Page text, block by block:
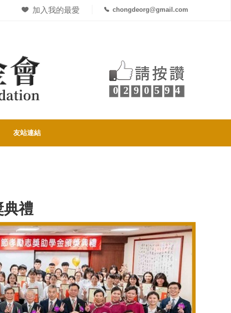
加入我的最愛 chongdeorg@gmail.com
0290594
友站連結
典禮